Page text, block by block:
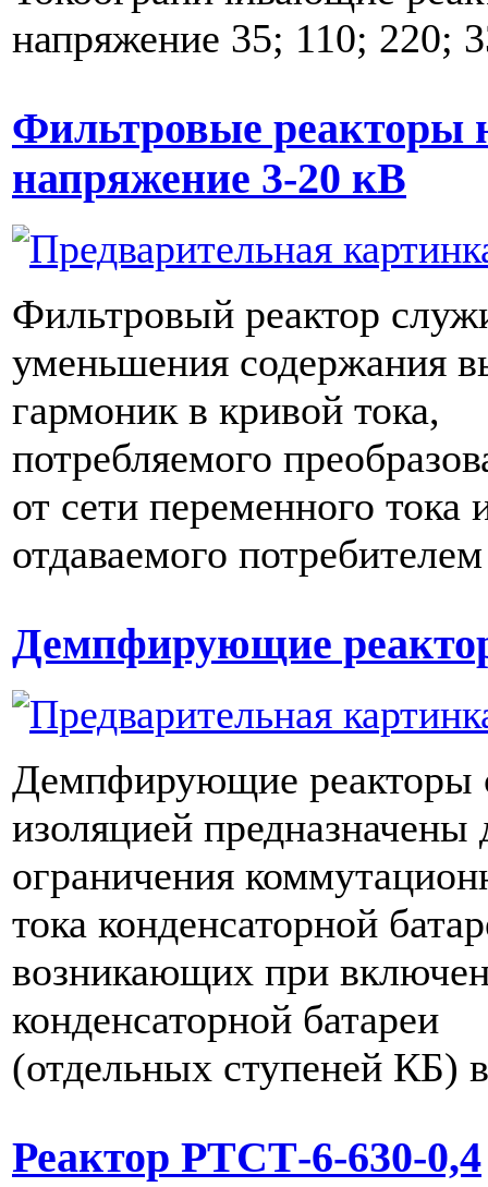
напряжение 35; 110; 220;
Фильтровые реакторы
напряжение 3-20 кВ
Фильтровый реактор
уменьшения содержания
гармоник в кривой тока,
потребляемого
от сети переменного тока
отдаваемого
Демпфирующие
Демпфирующие реакторы
изоляцией предназначены
ограничения
тока конденсаторной
возникающих при
конденсаторной батареи
(отдельных ступеней КБ)
Реактор РТСТ-6-630-0,4